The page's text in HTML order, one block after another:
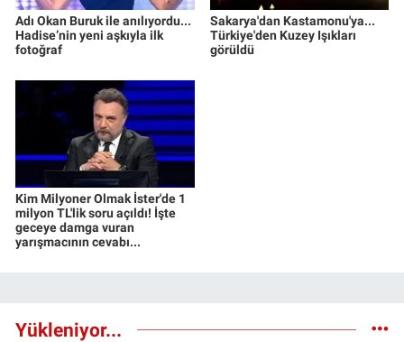
Adı Okan Buruk ile anılıyordu...
Hadise’nin yeni aşkıyla ilk
fotoğraf
Sakarya'dan Kastamonu'ya...
Türkiye'den Kuzey Işıkları
görüldü
Kim Milyoner Olmak İster'de 1
milyon TL'lik soru açıldı! İşte
geceye damga vuran
yarışmacının cevabı...
Yükleniyor...